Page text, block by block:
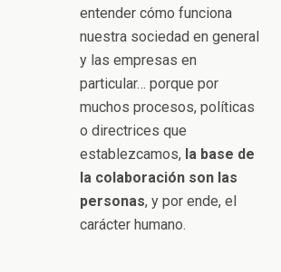
entender cómo funciona
nuestra sociedad en general
y las empresas en
particular… porque por
muchos procesos, políticas
o directrices que
establezcamos, la base de
la colaboración son las
personas, y por ende, el
carácter humano.